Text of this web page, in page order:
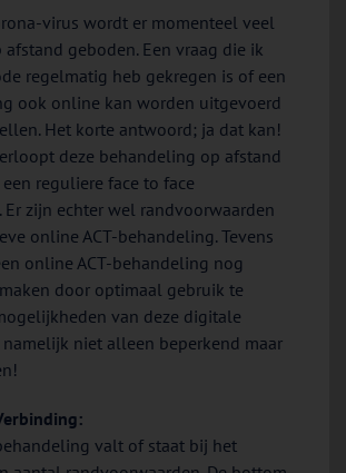
virus wordt er momenteel veel
geboden. Een vraag die ik
regelmatig heb gekregen is of een
ook online kan worden uitgevoerd
Het korte antwoord; ja dat kan!
deze behandeling op afstand
reguliere face to face
Er zijn echter wel randvoorwaarden
online ACT-behandeling. Tevens
online ACT-behandeling nog
door optimaal gebruik te
van deze digitale
niet alleen beperkend maar
valt of staat bij het